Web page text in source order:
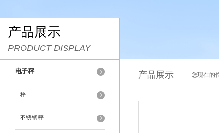
产品展示
PRODUCT DISPLAY
电子秤
秤
不锈钢秤
产品展示 您现在的